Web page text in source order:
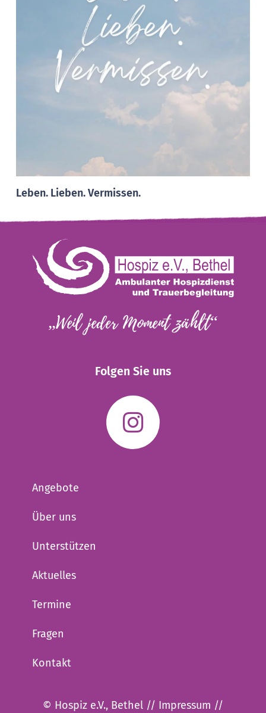
Leben. Lieben. Vermissen.
„Weil jeder Moment zählt“
Folgen Sie uns
Angebote
Über uns
Unterstützen
Aktuelles
Termine
Fragen
Kontakt
© Hospiz e.V., Bethel // Impressum //